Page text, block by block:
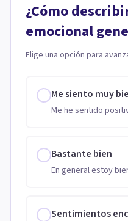
¿Cómo
emocional
Elige una opción para
Me siento muy
Me he sentido
Bastante bien
En general estoy
Sentimientos